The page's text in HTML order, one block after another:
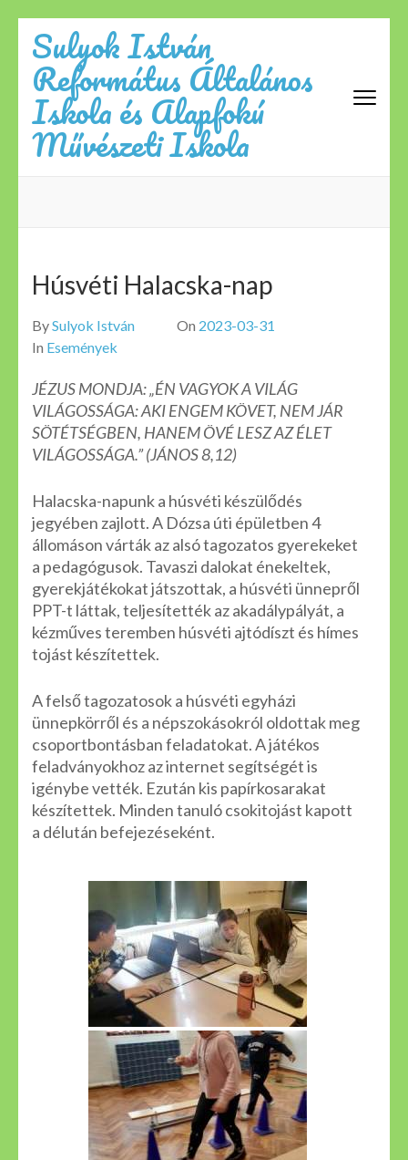
content
(Press
Enter)
Sulyok István
Református Általános
Iskola és Alapfokú
Művészeti Iskola
Húsvéti Halacska-nap
BySulyok István On 2023-03-31
In Események
JÉZUS MONDJA: „ÉN VAGYOK A VILÁG
VILÁGOSSÁGA: AKI ENGEM KÖVET, NEM JÁR
SÖTÉTSÉGBEN, HANEM ÖVÉ LESZ AZ ÉLET
VILÁGOSSÁGA.” (JÁNOS 8,12)
Halacska-napunk a húsvéti készülődés
jegyében zajlott. A Dózsa úti épületben 4
állomáson várták az alsó tagozatos gyerekeket
a pedagógusok. Tavaszi dalokat énekeltek,
gyerekjátékokat játszottak, a húsvéti ünnepről
PPT-t láttak, teljesítették az akadálypályát, a
kézműves teremben húsvéti ajtódíszt és hímes
tojást készítettek.
A felső tagozatosok a húsvéti egyházi
ünnepkörről és a népszokásokról oldottak meg
csoportbontásban feladatokat. A játékos
feladványokhoz az internet segítségét is
igénybe vették. Ezután kis papírkosarakat
készítettek. Minden tanuló csokitojást kapott
a délután befejezéseként.